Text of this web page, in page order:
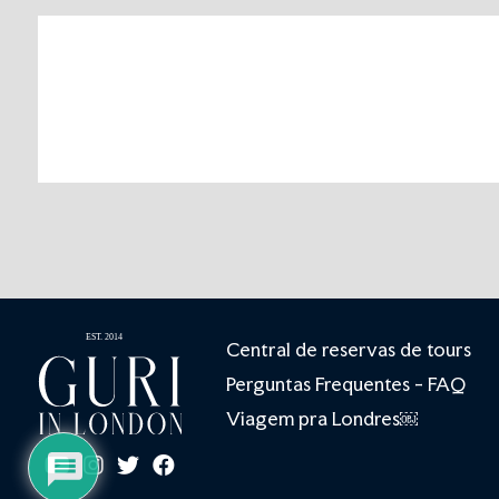
Central de reservas de tours
Perguntas Frequentes - FAQ
Viagem pra Londres￼